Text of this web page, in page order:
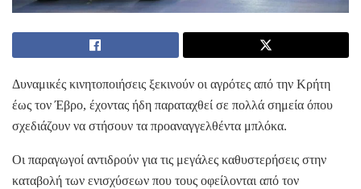
Δυναμικές κινητοποιήσεις ξεκινούν οι αγρότες από την Κρήτη
έως τον Έβρο, έχοντας ήδη παραταχθεί σε πολλά σημεία όπου
σχεδιάζουν να στήσουν τα προαναγγελθέντα μπλόκα.
Οι παραγωγοί αντιδρούν για τις μεγάλες καθυστερήσεις στην
καταβολή των ενισχύσεων που τους οφείλονται από τον